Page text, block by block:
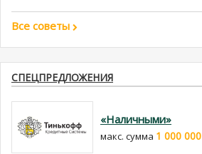
Все советы
СПЕЦПРЕДЛОЖЕНИЯ
«Наличными»
макс. сумма 1 000 000